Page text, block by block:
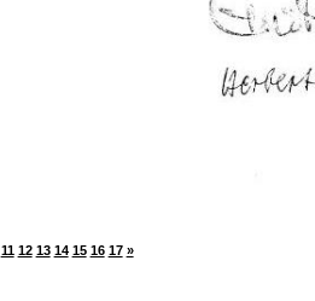
11 12 13 14 15 16 17 »